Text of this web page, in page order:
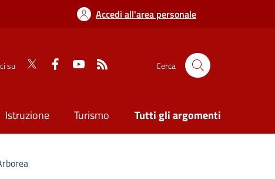
Accedi all'area personale
su Cerca
Istruzione Turismo Tutti gli argomenti